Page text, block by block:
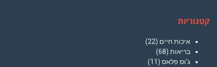
קטגוריות
איכות חיים (22)
בריאות (68)
ג'וס פלאס (11)